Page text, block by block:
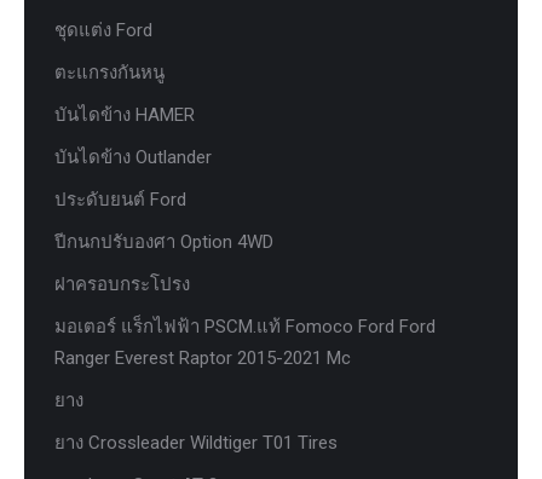
ชุดแต่ง Ford
ตะแกรงกันหนู
บันไดข้าง HAMER
บันไดข้าง Outlander
ประดับยนต์ Ford
ปีกนกปรับองศา Option 4WD
ฝาครอบกระโปรง
มอเตอร์ แร็กไฟฟ้า PSCM.แท้ Fomoco Ford Ford
Ranger Everest Raptor 2015-2021 Mc
ยาง
ยาง Crossleader Wildtiger T01 Tires